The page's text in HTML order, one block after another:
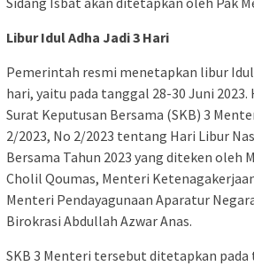
Libur Idul Adha Jadi 3 Hari
Pemerintah resmi menetapkan libur Idul
hari, yaitu pada tanggal 28-30 Juni
Surat Keputusan Bersama (SKB) 3
2/2023, No 2/2023 tentang Hari Libur
Bersama Tahun 2023 yang diteken oleh
Cholil Qoumas, Menteri
Menteri Pendayagunaan Aparatur
Birokrasi Abdullah Azwar Anas.
SKB 3 Menteri tersebut ditetapkan pada